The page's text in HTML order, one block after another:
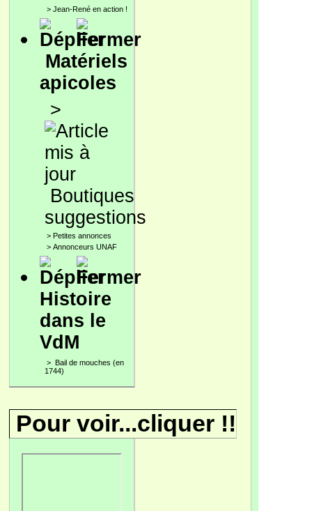
> Jean-René en action !
Matériels
apicoles
>
Boutiques
suggestions
> Petites annonces
> Annonceurs UNAF
Histoire
dans le
VdM
> Bail de mouches (en
1744)
Pour voir...cliquer !!